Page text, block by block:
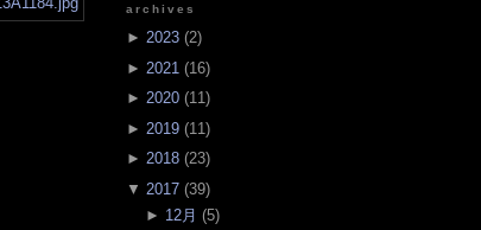
archives
► 2023 (2)
► 2021 (16)
► 2020 (11)
► 2019 (11 )
► 2018 (23)
▼ 2017 (39)
► 12月 (5)